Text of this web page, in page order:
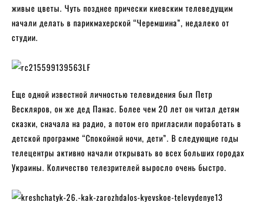
живые цветы. Чуть позднее прически киевским телеведущим
начали делать в парикмахерской “Черемшина”, недалеко от
студии.
Еще одной известной личностью телевидения был Петр
Вескляров, он же дед Панас. Более чем 20 лет он читал детям
сказки, сначала на радио, а потом его пригласили поработать в
детской программе “Спокойной ночи, дети”. В следующие годы
телецентры активно начали открывать во всех больших городах
Украины. Количество телезрителей выросло очень быстро.